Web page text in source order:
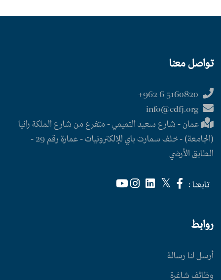
تواصل معنا
عمان - شارع سعيد التميمي - متفرع من شارع الملكة رانيا
(الجامعة) - خلف سمارت باي للإلكترونيات - عمارة رقم 29 -
الطابق الأرضي
تابعنا :
روابط
أرسل لنا رسالة
وظائف شاغرة